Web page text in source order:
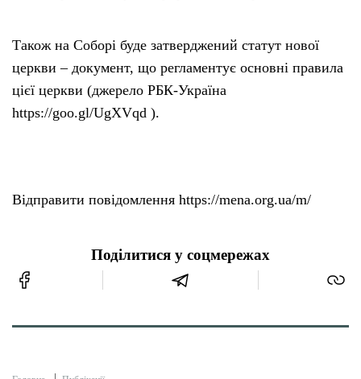
Також на Соборі буде затверджений статут нової
церкви – документ, що регламентує основні правила
цієї церкви (джерело РБК-Україна
https://goo.gl/UgXVqd ).
Відправити повідомлення https://mena.org.ua/m/
Поділитися у соцмережах